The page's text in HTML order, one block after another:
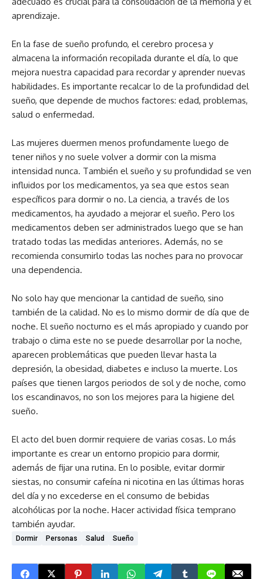
aprendizaje.
En la fase de sueño profundo, el cerebro procesa y
almacena la información recopilada durante el día, lo que
mejora nuestra capacidad para recordar y aprender nuevas
habilidades. Es importante recalcar lo de la profundidad del
sueño, que depende de muchos factores: edad, problemas,
salud o enfermedad.
Las mujeres duermen menos profundamente luego de
tener niños y no suele volver a dormir con la misma
intensidad nunca. También el sueño y su profundidad se ven
influidos por los medicamentos, ya sea que estos sean
específicos para dormir o no. La ciencia, a través de los
medicamentos, ha ayudado a mejorar el sueño. Pero los
medicamentos deben ser administrados luego que se han
tratado todas las medidas anteriores. Además, no se
recomienda consumirlo todas las noches para no provocar
una dependencia.
No solo hay que mencionar la cantidad de sueño, sino
también de la calidad. No es lo mismo dormir de día que de
noche. El sueño nocturno es el más apropiado y cuando por
trabajo o clima este no se puede desarrollar por la noche,
aparecen problemáticas que pueden llevar hasta la
depresión, la obesidad, diabetes e incluso la muerte. Los
países que tienen largos periodos de sol y de noche, como
los escandinavos, no son los mejores para la higiene del
sueño.
El acto del buen dormir requiere de varias cosas. Lo más
importante es crear un entorno propicio para dormir,
además de fijar una rutina. En lo posible, evitar dormir
siestas, no consumir cafeína ni nicotina en las últimas horas
del día y no excederse en el consumo de bebidas
alcohólicas por la noche. Hacer actividad física temprano
también ayudar.
Dormir Personas Salud Sueño